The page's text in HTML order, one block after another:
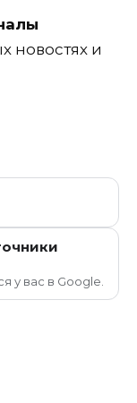
новостях и
у вас в Google.